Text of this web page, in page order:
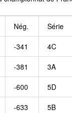
Nég. Série
-341 4C
-381 3A
-600 5D
-633 5B